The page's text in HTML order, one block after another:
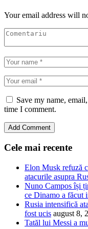
Your email address will
Save my name,
time I comment.
Cele mai recente
Elon Musk refuză
atacurile asupra
Nuno Campos își
ce Dinamo a făcut
Rusia intensifică
fost ucis august 8,
Tatăl lui Messi a